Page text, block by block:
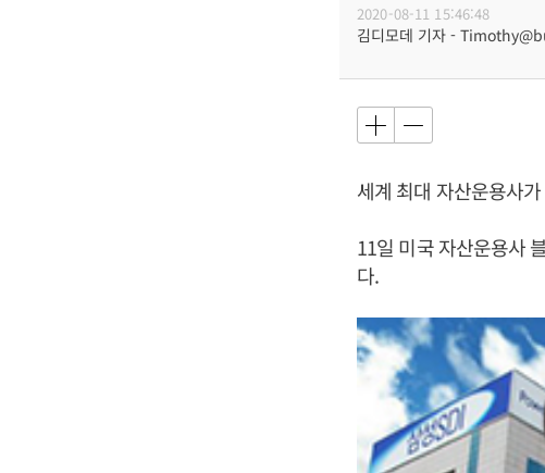
2020-08-11 15:46:48
김디모데 기자 -
세계 최대 자산운용사
11일 미국 자산운용사
다.